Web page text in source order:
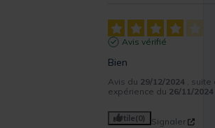
Avis vérifié
Bien
Avis du 29/12/2024 , suite
expérience du 26/11/2024
Utile(0) Signaler